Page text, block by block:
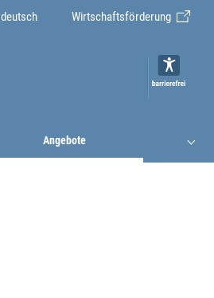
Angebote
deutsch Wirtschaftsförderung